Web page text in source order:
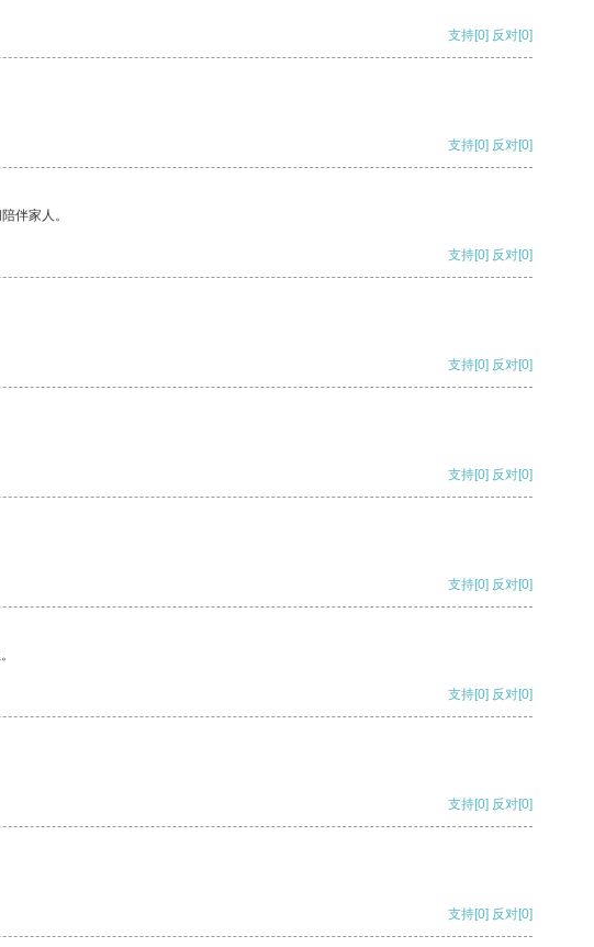
支持[0] 反对[0]
支持[0] 反对[0]
伴家人。
支持[0] 反对[0]
支持[0] 反对[0]
支持[0] 反对[0]
支持[0] 反对[0]
支持[0] 反对[0]
支持[0] 反对[0]
支持[0] 反对[0]